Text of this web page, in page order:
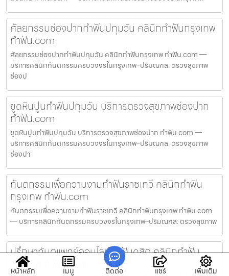
ศัลยกรรมช่องปากทำฟันปทุมวัน คลินิกทำฟันกรุงเทพ
ทำฟัน.com
ศัลยกรรมช่องปากทำฟันปทุมวัน คลินิกทำฟันกรุงเทพ ทำฟัน.com —
บริการคลินิกทันตกรรมครบวงจรในกรุงเทพ–ปริมณฑล: ตรวจสุขภาพ
ช่องป
ขูดหินปูนทำฟันปทุมวัน บริการตรวจสุขภาพช่องปาก
ทำฟัน.com
ขูดหินปูนทำฟันปทุมวัน บริการตรวจสุขภาพช่องปาก ทำฟัน.com —
บริการคลินิกทันตกรรมครบวงจรในกรุงเทพ–ปริมณฑล: ตรวจสุขภาพ
ช่องปา
ทันตกรรมเพื่อความงามทำฟันราชเทวี คลินิกทำฟัน
กรุงเทพ ทำฟัน.com
ทันตกรรมเพื่อความงามทำฟันราชเทวี คลินิกทำฟันกรุงเทพ ทำฟัน.com
— บริการคลินิกทันตกรรมครบวงจรในกรุงเทพ–ปริมณฑล: ตรวจสุขภาพ
ปรึกษาทันตแพทย์ออนไลน์ทำฟันดุสิต คลินิกทำฟัน
กรุงเทพ ทำฟัน.com
หน้าหลัก เมนู ติดต่อ แชร์ เพิ่มเติม